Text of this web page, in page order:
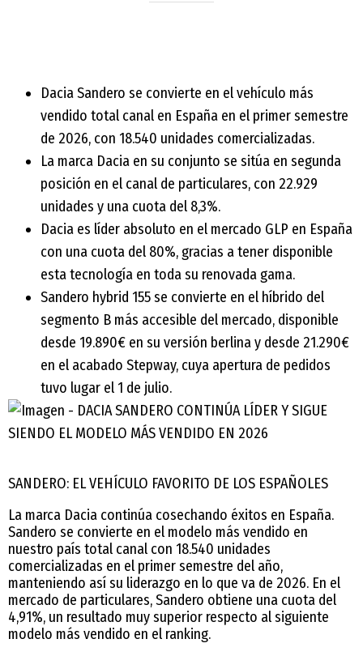
Dacia Sandero se convierte en el vehículo más
vendido total canal en España en el primer semestre
de 2026, con 18.540 unidades comercializadas.
La marca Dacia en su conjunto se sitúa en segunda
posición en el canal de particulares, con 22.929
unidades y una cuota del 8,3%.
Dacia es líder absoluto en el mercado GLP en España
con una cuota del 80%, gracias a tener disponible
esta tecnología en toda su renovada gama.
Sandero hybrid 155 se convierte en el híbrido del
segmento B más accesible del mercado, disponible
desde 19.890€ en su versión berlina y desde 21.290€
en el acabado Stepway, cuya apertura de pedidos
tuvo lugar el 1 de julio.
SANDERO: EL VEHÍCULO FAVORITO DE LOS ESPAÑOLES
La marca Dacia continúa cosechando éxitos en España.
Sandero se convierte en el modelo más vendido en
nuestro país total canal con 18.540 unidades
comercializadas en el primer semestre del año,
manteniendo así su liderazgo en lo que va de 2026. En el
mercado de particulares, Sandero obtiene una cuota del
4,91%, un resultado muy superior respecto al siguiente
modelo más vendido en el ranking.